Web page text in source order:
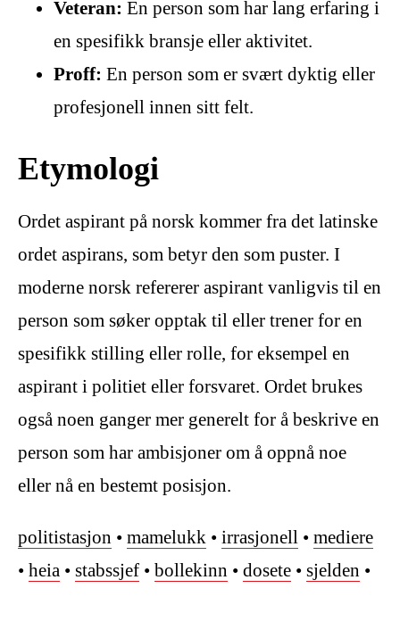
Veteran: En person som har lang erfaring i
en spesifikk bransje eller aktivitet.
Proff: En person som er svært dyktig eller
profesjonell innen sitt felt.
Etymologi
Ordet aspirant på norsk kommer fra det latinske
ordet aspirans, som betyr den som puster. I
moderne norsk refererer aspirant vanligvis til en
person som søker opptak til eller trener for en
spesifikk stilling eller rolle, for eksempel en
aspirant i politiet eller forsvaret. Ordet brukes
også noen ganger mer generelt for å beskrive en
person som har ambisjoner om å oppnå noe
eller nå en bestemt posisjon.
politistasjon • mamelukk • irrasjonell • mediere
• heia • stabssjef • bollekinn • dosete • sjelden •